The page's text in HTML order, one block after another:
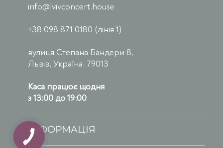
info@lvivconcert.house
+38 098 871 0180 (лінія 1)
вулиця Степана Бандери 8,
Львів, Україна, 79013
Каса працює щодня
з 13:00 до 19:00
ІНФОРМАЦІЯ